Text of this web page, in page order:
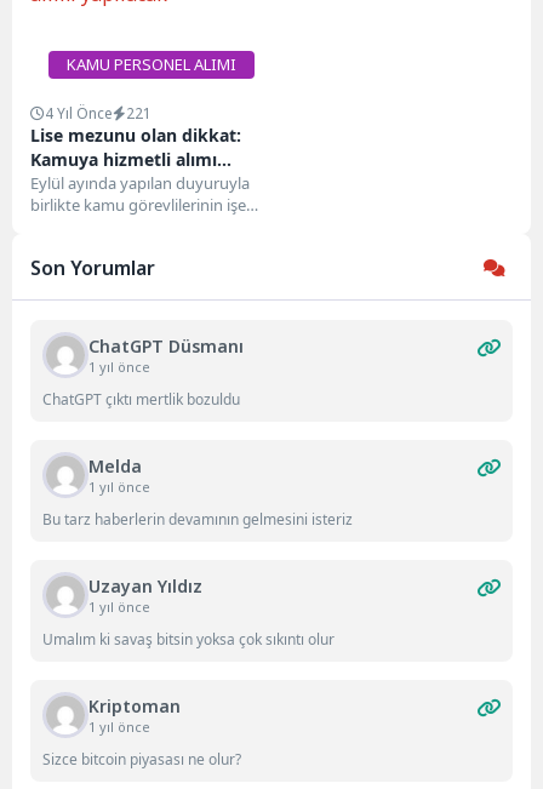
KAMU PERSONEL ALIMI
4 Yıl Önce 221
Lise mezunu olan dikkat:
Kamuya hizmetli alımı
yapılacak
Eylül ayında yapılan duyuruyla
birlikte kamu görevlilerinin işe
Son Yorumlar
ChatGPT Düsmanı
1 yıl önce
ChatGPT çıktı mertlik bozuldu
Melda
1 yıl önce
Bu tarz haberlerin devamının gelmesini isteriz
Uzayan Yıldız
1 yıl önce
Umalım ki savaş bitsin yoksa çok sıkıntı olur
Kriptoman
1 yıl önce
Sizce bitcoin piyasası ne olur?